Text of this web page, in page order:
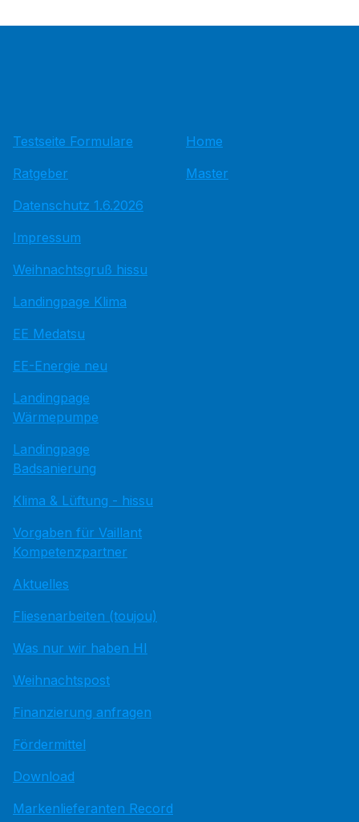
Testseite Formulare
Ratgeber
Datenschutz 1.6.2026
Impressum
Weihnachtsgruß hissu
Landingpage Klima
EE Medatsu
EE-Energie neu
Landingpage
Wärmepumpe
Landingpage
Badsanierung
Klima & Lüftung - hissu
Vorgaben für Vaillant
Kompetenzpartner
Aktuelles
Fliesenarbeiten (toujou)
Was nur wir haben HI
Weihnachtspost
Finanzierung anfragen
Fördermittel
Download
Markenlieferanten Record
Home
Master